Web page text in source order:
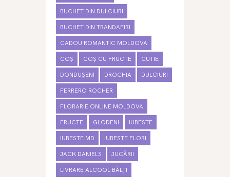
BUCHET DIN DULCIURI
BUCHET DIN TRANDAFIRI
CADOU ROMANTIC MOLDOVA
COȘ COȘ CU FRUCTE CUTIE
DONDUȘENI DROCHIA DULCIURI
FERRERO ROCHER
FLORARIE ONLINE MOLDOVA
FRUCTE GLODENI IUBESTE
IUBESTE.MD IUBESTE FLORI
JACK DANIELS JUCĂRII
LIVRARE ALCOOL BĂLȚI